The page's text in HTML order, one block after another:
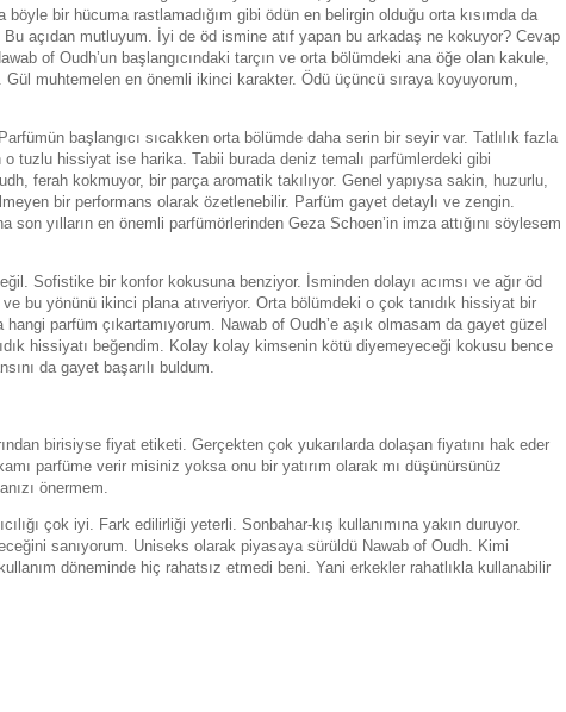
bir hücuma rastlamadığım gibi ödün en belirgin olduğu orta kısımda da
Bu açıdan mutluyum. İyi de öd ismine atıf yapan bu arkadaş ne kokuyor? Cevap
of Oudh’un başlangıcındaki tarçın ve orta bölümdeki ana öğe olan kakule,
muhtemelen en önemli ikinci karakter. Ödü üçüncü sıraya koyuyorum,
başlangıcı sıcakken orta bölümde daha serin bir seyir var. Tatlılık fazla
tuzlu hissiyat ise harika. Tabii burada deniz temalı parfümlerdeki gibi
ferah kokmuyor, bir parça aromatik takılıyor. Genel yapıysa sakin, huzurlu,
bir performans olarak özetlenebilir. Parfüm gayet detaylı ve zengin.
son yılların en önemli parfümörlerinden Geza Schoen’in imza attığını söylesem
Sofistike bir konfor kokusuna benziyor. İsminden dolayı acımsı ve ağır öd
bu yönünü ikinci plana atıveriyor. Orta bölümdeki o çok tanıdık hissiyat bir
parfüm çıkartamıyorum. Nawab of Oudh’e aşık olmasam da gayet güzel
hissiyatı beğendim. Kolay kolay kimsenin kötü diyemeyeceği kokusu bence
da gayet başarılı buldum.
birisiyse fiyat etiketi. Gerçekten çok yukarılarda dolaşan fiyatını hak eder
parfüme verir misiniz yoksa onu bir yatırım olarak mı düşünürsünüz
önermem.
çok iyi. Fark edilirliği yeterli. Sonbahar-kış kullanımına yakın duruyor.
sanıyorum. Uniseks olarak piyasaya sürüldü Nawab of Oudh. Kimi
döneminde hiç rahatsız etmedi beni. Yani erkekler rahatlıkla kullanabilir